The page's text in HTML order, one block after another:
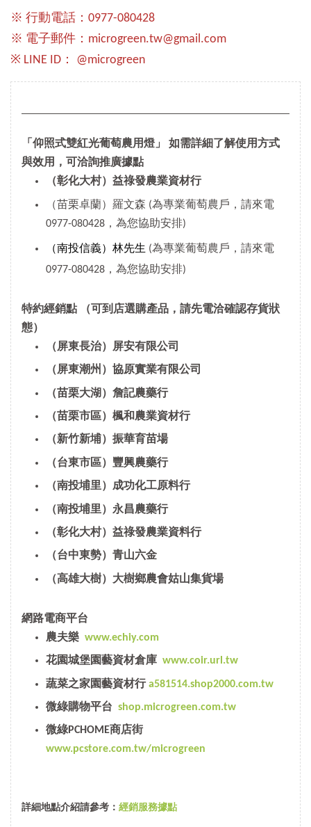
※ 行動電話：0977-080428
※ 電子郵件：microgreen.tw@gmail.com
※ LINE ID： @microgreen
「仰照式雙紅光葡萄農用燈」 如需詳細了解使用方式
與效用，可洽詢推廣據點
（彰化大村）益祿發農業資材行
（苗栗卓蘭）羅文森 (為專業葡萄農戶，請來電
0977-080428，為您協助安排)
（南投信義）林先生 (為專業葡萄農戶，請來電
0977-080428，為您協助安排)
特約經銷點
（可到店選購產品，請先電洽確認存貨狀
態）
（屏東長治）屏安有限公司
（屏東潮州）協原實業有限公司
（苗栗大湖）詹記農藥行
（苗栗市區）楓和農業資材行
（新竹新埔）振華育苗場
（台東市區）豐興農藥行
（南投埔里）成功化工原料行
（南投埔里）永昌農藥行
（彰化大村）益祿發農業資料行
（台中東勢）青山六金
（高雄大樹）大樹鄉農會姑山集貨場
網路電商平台
農夫樂 www.echiy.com
花園城堡園藝資材倉庫 www.coir.url.tw
蔬菜之家園藝資材行a581514.shop2000.com.tw
微綠購物平台 shop.microgreen.com.tw
微綠PCHOME商店街
www.pcstore.com.tw/microgreen
詳細地點介紹請參考： 經銷服務據點